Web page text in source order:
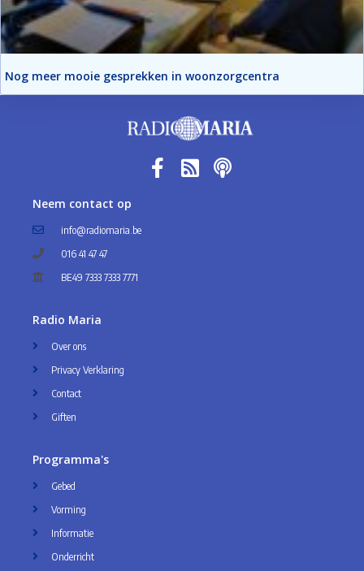
Nog meer mooie gesprekken in woonzorgcentra
Neem contact op
info@radiomaria.be
016 41 47 47
BE49 7333 7333 7771
Radio Maria
Over ons
Privacy Verklaring
Contact
Giften
Programma's
Gebed
Vorming
Informatie
Onderricht